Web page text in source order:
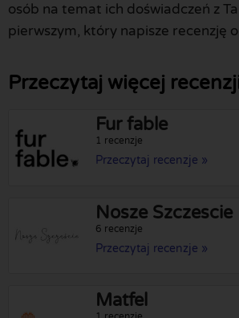
osób na temat ich doświadczeń z
pierwszym, który napisze recenzję
Przeczytaj więcej
Fur fable
1 recenzje
Przeczytaj recenzje »
Nosze Szczescie
6 recenzje
Przeczytaj recenzje »
Matfel